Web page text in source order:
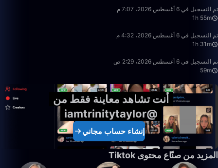
تم التسجيل في 6 أغسطس 2026، 7:07 م
1h 55m
1:31:25
تم التسجيل في 6 أغسطس 2026، 4:32 م
1h 31m
59:47
تم التسجيل في 6 أغسطس 2026، 2:29 ص
59m
أنت تشاهد معاينة فقط من
@iamtrinitytaylor
إنشاء حساب مجاني
المزيد من صنّاع محتوى Tiktok